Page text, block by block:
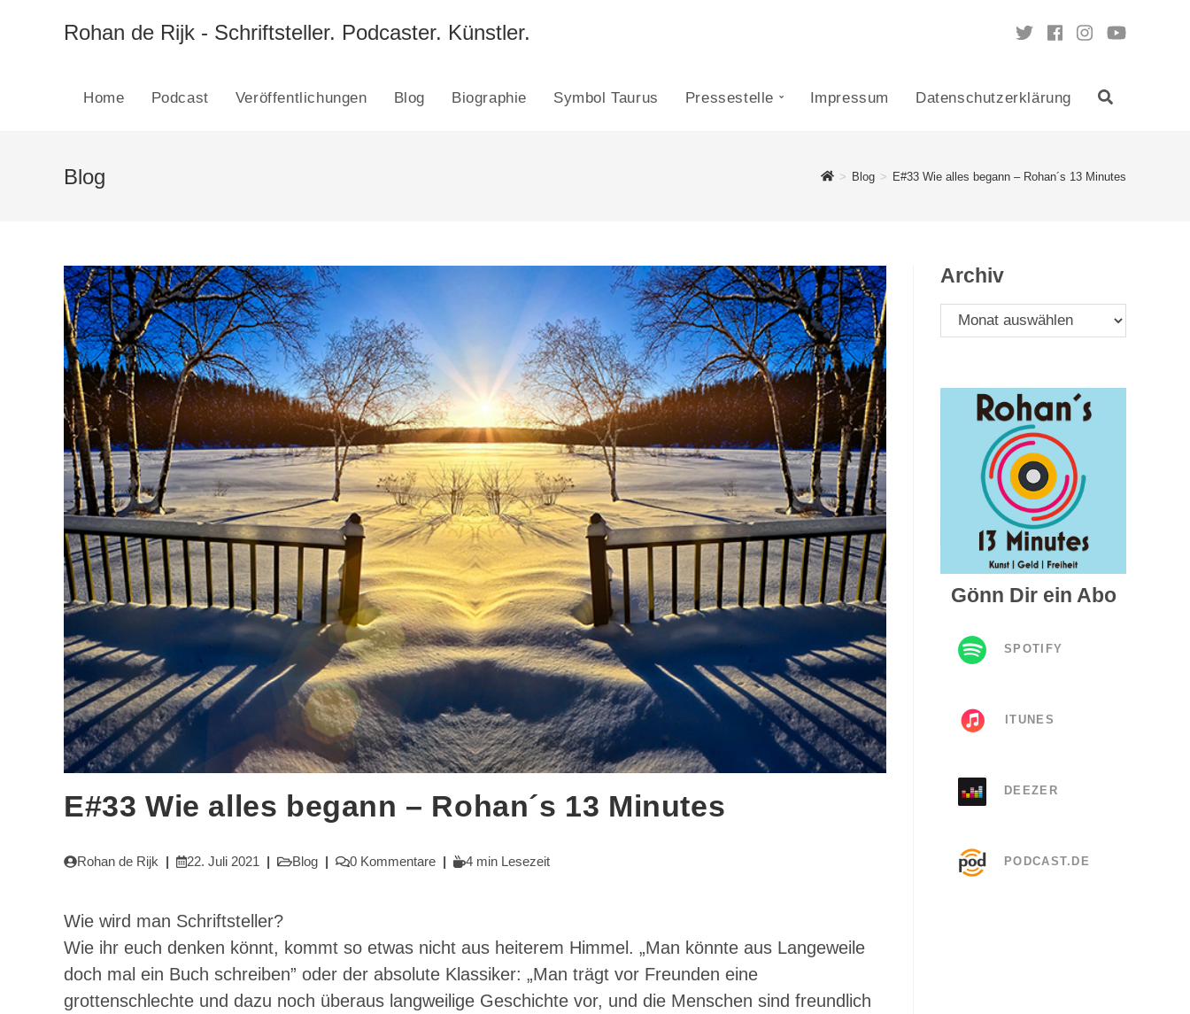
Rohan de Rijk - Schriftsteller. Podcaster. Künstler.
Home Podcast Veröffentlichungen Blog Biographie Symbol Taurus Pressestelle Impressum Datenschutzerklärung Toggle
Blog > Blog > E#33 Wie alles begann – Rohan´s 13 Minutes
E#33 Wie alles begann – Rohan´s 13 Minutes
Beitrags-
Rohan de Rijk
Beitrag
22. Juli 2021
Beitrags-
Blog
Beitrags-
0 Kommentare Lesedauer:
4 min Lesezeit
Wie wird man Schriftsteller?
Wie ihr euch denken könnt, kommt so etwas nicht aus heiterem Himmel. „Man könnte aus Langeweile
doch mal ein Buch schreiben” oder der absolute Klassiker: „Man trägt vor Freunden eine
grottenschlechte und dazu noch überaus langweilige Geschichte vor, und die Menschen sind freundlich
Archiv
Archiv
Gönn Dir ein Abo
SPOTIFY
ITUNES
DEEZER
PODCAST.DE